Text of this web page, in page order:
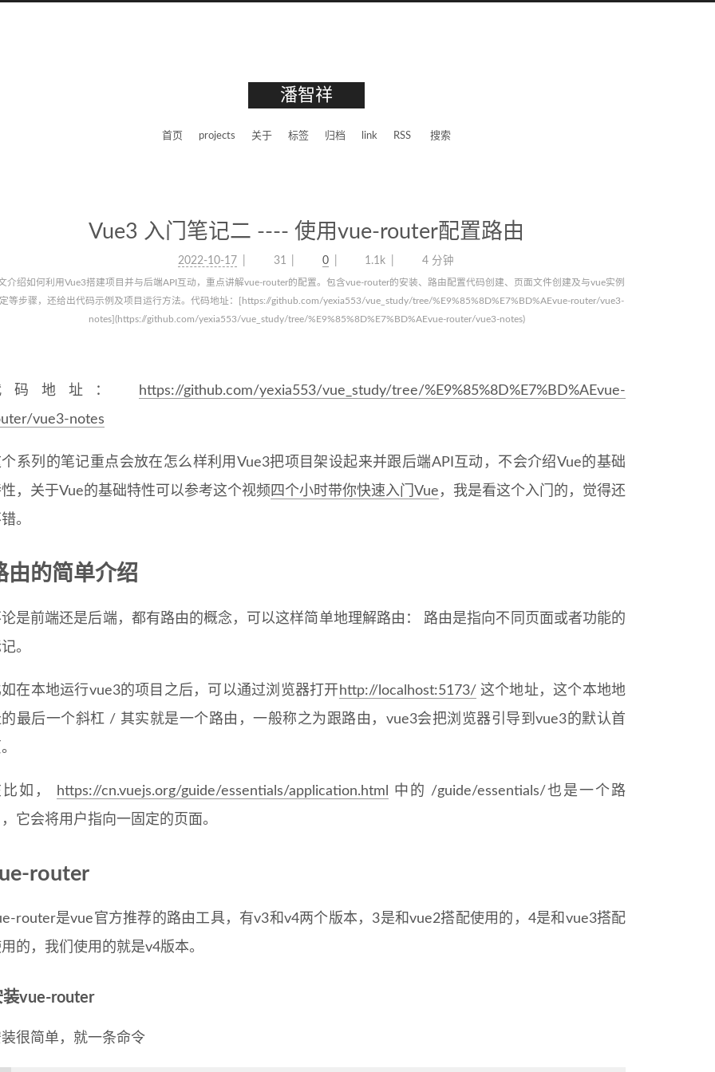
潘智祥
首页 projects 关于 标签 归档 link RSS 搜索
Vue3 入门笔记二 ---- 使用vue-router配置路由
2022-10-17 31 0 1.1k 4 分钟
介绍如何利用Vue3搭建项目并与后端API互动，重点讲解vue-router的配置。包含vue-router的安装、路由配置代码创建、页面文件创建及与vue实例
等步骤，还给出代码示例及项目运行方法。代码地址：[https://github.com/yexia553/vue_study/tree/%E9%85%8D%E7%BD%AEvue-router/vue3-
notes](https://github.com/yexia553/vue_study/tree/%E9%85%8D%E7%BD%AEvue-router/vue3-notes)
码地址：
https://github.com/yexia553/vue_study/tree/%E9%85%8D%E7%BD%AEvue-
vue3-notes
系列的笔记重点会放在怎么样利用Vue3把项目架设起来并跟后端API互动，不会介绍Vue的基础
，关于Vue的基础特性可以参考这个视频 四个小时带你快速入门Vue ，我是看这个入门的，觉得还
。
由的简单介绍
是前端还是后端，都有路由的概念，可以这样简单地理解路由： 路由是指向不同页面或者功能的
。
在本地运行vue3的项目之后，可以通过浏览器打开 http://localhost:5173/ 这个地址，这个本地地
最后一个斜杠 / 其实就是一个路由，一般称之为跟路由，vue3会把浏览器引导到vue3的默认首
比如， https://cn.vuejs.org/guide/essentials/application.html
中的 /guide/essentials/也是一个路
它会将用户指向一固定的页面。
router
router是vue官方推荐的路由工具，有v3和v4两个版本，3是和vue2搭配使用的，4是和vue3搭配
的，我们使用的就是v4版本。
装vue-router
很简单，就一条命令